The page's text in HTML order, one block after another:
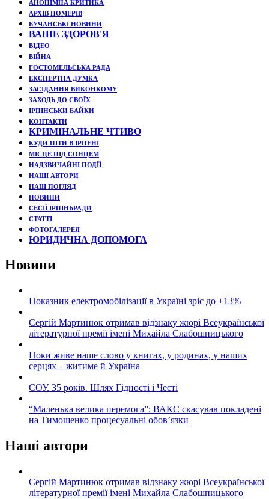
АНОНІМНА КРИТИКА
АРХІВ НОМЕРІВ
БУЧАНСЬКІ НОВИНИ
ВАШЕ ЗДОРОВ'Я
ВІДЕО
ВІЙНА
ГОСТОМЕЛЬСЬКА РАДА
ЕКСПЕРТНА ДУМКА
ЗАСІДАННЯ ВИКОНКОМУ
ЗАХОДЬ ДО СВОЇХ
ІРПІНСЬКИ БАЙКИ
КОНТАКТИ
КРИМІНАЛЬНЕ ЧТИВО
КУДИ ПІТИ В ІРПЕНІ
МІСЦЕ ПІД СОНЦЕМ
НАДЗВИЧАЙНІ ПОДЇЇ
НАШІ АВТОРИ
НАШ ПОГЛЯД
НОВИНИ
СЕСІЇ ІРПІНЬРАДИ
СТАТТІ
ФОТОГАЛЕРЕЯ
ЮРИДИЧНА ДОПОМОГА
Новини
Показник електромобілізації в Україні зріс до +13%
Сергій Мартинюк отримав відзнаку жюрі Всеукраїнської
літературної премії імені Михайла Слабошпицького
Поки живе наше слово у книгах, у родинах, у наших
серцях – житиме й Україна
СОУ. 35 років. Шлях Гідності і Честі
“Маленька велика перемога”: ВАКС скасував покладені
на Тимошенко процесуальні обов’язки
Наші автори
Сергій Мартинюк отримав відзнаку жюрі Всеукраїнської
літературної премії імені Михайла Слабошпицького